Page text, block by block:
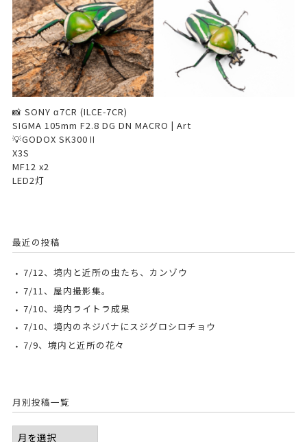
📸 SONY α7CR (ILCE-7CR)
SIGMA 105mm F2.8 DG DN MACRO | Art
💡GODOX SK300Ⅱ
X3S
MF12 x2
LED2灯
最近の投稿
7/12、境内と近所の虫たち、カンゾウ
7/11、屋内撮影集。
7/10、境内ライトラ成果
7/10、境内のネジバナにスジグロシロチョウ
7/9、境内と近所の花々
月別投稿一覧